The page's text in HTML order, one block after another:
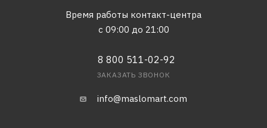
Время работы контакт-центра
с 09:00 до 21:00
8 800 511-02-92
ЗАКАЗАТЬ ЗВОНОК
info@maslomart.com